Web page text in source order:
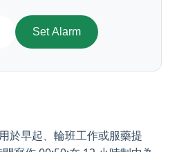
Set Alarm
早起、輪班工作或服藥提